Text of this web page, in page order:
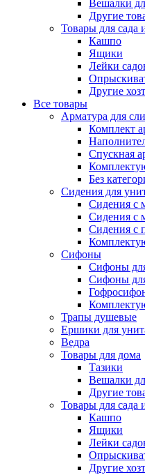
Вешалки
Другие
Товары для сада
Кашпо
Ящики
Лейки
Другие
Все товары
Арматура для
Комплект
Спускная
Без
Сидения для
Сидения с
Сидения с
Сидения с
Сифоны
Сифоны
Сифоны
Трапы душевые
Ершики для
Ведра
Товары для дома
Тазики
Вешалки
Другие
Товары для сада
Кашпо
Ящики
Лейки
Другие